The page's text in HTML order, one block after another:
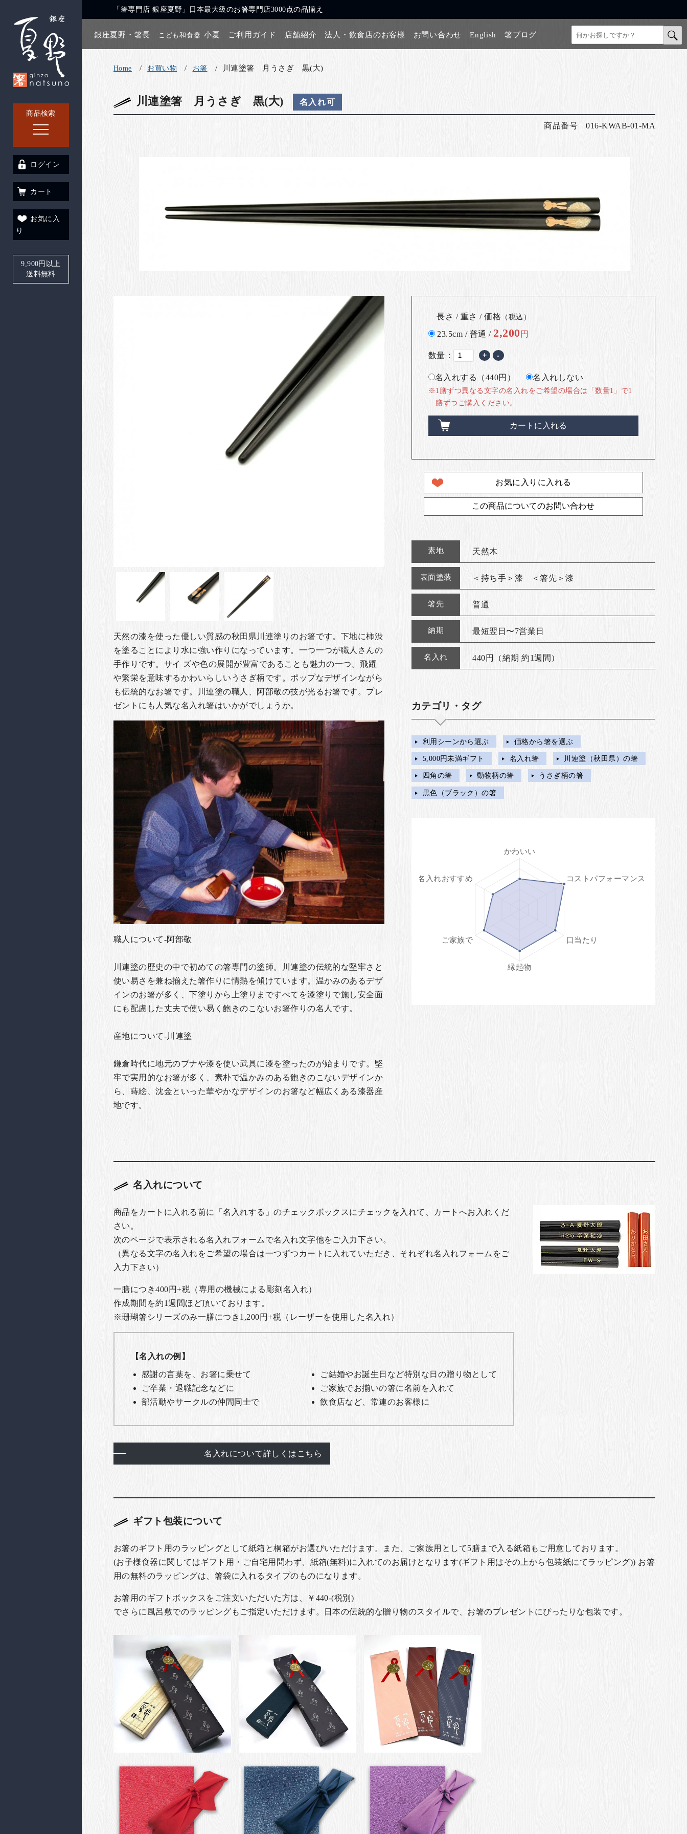
商品検索
「箸専門店 銀座夏野」日本最大級のお箸専門店3000点の品揃え
銀座夏野・箸長 こども和食器 小夏 ご利用ガイド 店舗紹介 法人・飲食店のお客様 お問い合わせ English 箸ブログ
ログイン
カート
お気に入
り
9,900円以上
送料無料
Home お買い物 お箸 川連塗箸 月うさぎ 黒(大)
川連塗箸 月うさぎ 黒(大) 名入れ可
商品番号 016-KWAB-01-MA
天然の漆を使った優しい質感の秋田県川連塗りのお箸です。下地に柿渋
を塗ることにより水に強い作りになっています。一つ一つが職人さんの
手作りです。サイ ズや色の展開が豊富であることも魅力の一つ。飛躍
や繁栄を意味するかわいらしいうさぎ柄です。ポップなデザインながら
も伝統的なお箸です。
川連塗の職人、阿部敬の技が光るお箸です。 プレ
ゼントにも人気な名入れ箸はいかがでしょうか。
職人について-阿部敬
川連塗の歴史の中で初めての箸専門の塗師。川連塗の伝統的な堅牢さと
使い易さを兼ね揃えた箸作りに情熱を傾けています。温かみのあるデザ
インのお箸が多く、下塗りから上塗りまですべてを漆塗りで施し安全面
にも配慮した丈夫で使い易く飽きのこないお箸作りの名人です。
産地について-川連塗
鎌倉時代に地元のブナや漆を使い武具に漆を塗ったのが始まりです。堅
牢で実用的なお箸が多く、素朴で温かみのある飽きのこないデザインか
ら、蒔絵、沈金といった華やかなデザインのお箸など幅広くある漆器産
地です。
長さ / 重さ / 価格 （税込）
23.5cm / 普通 / 2,200 円
数量： + -
名入れする（440円） 名入れしない
※1膳ずつ異なる文字の名入れをご希望の場合は「数量1」で1
膳ずつご購入ください。
カートに入れる
お気に入りに入れる
この商品についてのお問い合わせ
素地 天然木
表面塗装 ＜持ち手＞漆 ＜箸先＞漆
箸先 普通
納期 最短翌日〜7営業日
名入れ 440円（納期 約1週間）
カテゴリ・タグ
利用シーンから選ぶ 価格から箸を選ぶ
5,000円未満ギフト 名入れ箸 川連塗（秋田県）の箸
四角の箸 動物柄の箸 うさぎ柄の箸
黒色（ブラック）の箸
名入れについて
商品をカートに入れる前に「名入れする」のチェックボックスにチェックを入れて、カートへお入れくだ
さい。
次のページで表示される名入れフォームで名入れ文字他をご入力下さい。
（異なる文字の名入れをご希望の場合は一つずつカートに入れていただき、それぞれ名入れフォームをご
入力下さい）
一膳につき400円+税（専用の機械による彫刻名入れ）
作成期間を約1週間ほど頂いております。
※珊瑚箸シリーズのみ一膳につき1,200円+税 （レーザーを使用した名入れ）
【名入れの例】
感謝の言葉を、お箸に乗せて
ご結婚やお誕生日など特別な日の贈り物として
ご卒業・退職記念などに
ご家族でお揃いの箸に名前を入れて
部活動やサークルの仲間同士で
飲食店など、常連のお客様に
名入れについて詳しくはこちら
ギフト包装について
お箸のギフト用のラッピングとして紙箱と桐箱がお選びいただけます。また、ご家族用として5膳まで入る紙箱もご用意しております。
(お子様食器に関してはギフト用・ご自宅用問わず、紙箱(無料)に入れてのお届けとなります(ギフト用はその上から包装紙にてラッピング)) お箸
用の無料のラッピングは、箸袋に入れるタイプのものになります。
お箸用のギフトボックスをご注文いただいた方は、￥440-(税別)
でさらに風呂敷でのラッピングもご指定いただけます。日本の伝統的な贈り物のスタイルで、お箸のプレゼントにぴったりな包装です。